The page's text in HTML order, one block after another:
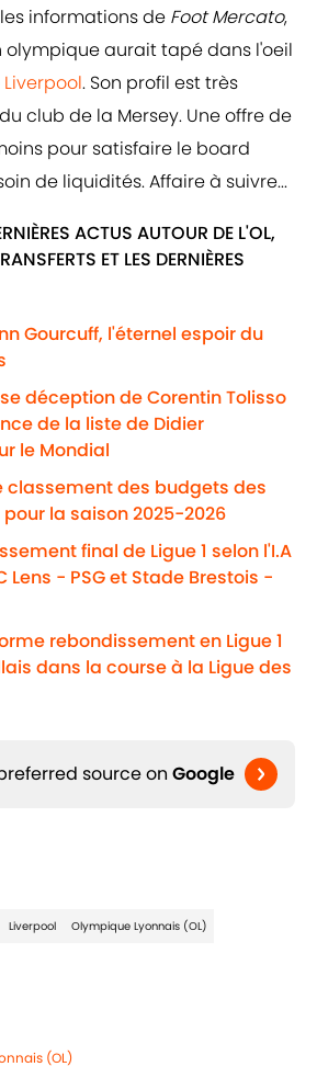
informations de Foot Mercato,
aurait tapé dans l'oeil
Liverpool. Son profil est très
club de la Mersey. Une offre de
pour satisfaire le board
de liquidités. Affaire à suivre...
ACTUS AUTOUR DE L'OL,
ET LES DERNIÈRES
Gourcuff, l'éternel espoir du
déception de Corentin Tolisso
de la liste de Didier
le Mondial
classement des budgets des
pour la saison 2025-2026
final de Ligue 1 selon l'I.A
Lens - PSG et Stade Brestois -
rebondissement en Ligue 1
dans la course à la Ligue des
source on Google
Liverpool Olympique Lyonnais (OL)
(OL)